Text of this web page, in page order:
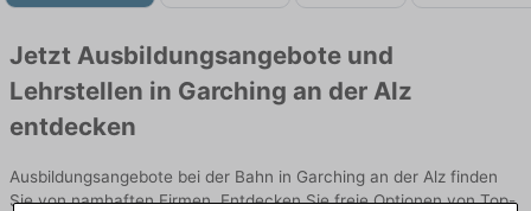
Jetzt Ausbildungsangebote und
Lehrstellen in Garching an der Alz
entdecken
Ausbildungsangebote bei der Bahn in Garching an der Alz finden
Sie von namhaften Firmen. Entdecken Sie freie Optionen von Top-